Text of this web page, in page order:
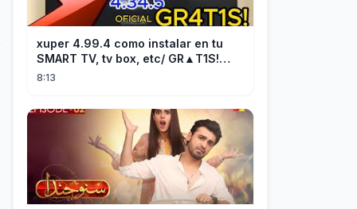
xuper 4.99.4 como instalar en tu
SMART TV, tv box, etc/ GR▲T1S!
facil y rápido/ 2026
8:13